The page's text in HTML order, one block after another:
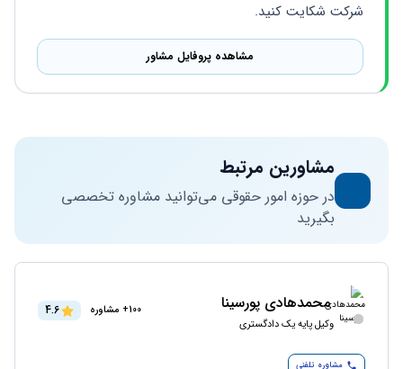
شرکت شکایت کنید.
مشاهده پروفایل مشاور
مشاورین مرتبط
در حوزه امور حقوقی می‌توانید مشاوره تخصصی
بگیرید
محمدهادی پورسینا
وکیل پایه یک دادگستری
100+ مشاوره 4.6
مشاوره تلفنی